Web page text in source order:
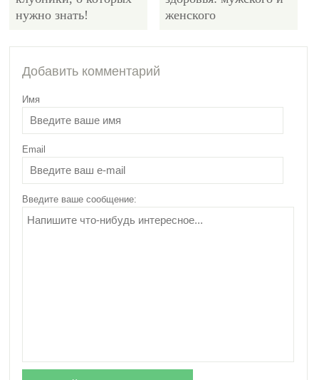
нужно знать!
женского
Какую пользу для
организма человека
оказывает чечевица?
Добавить комментарий
Имя
Email
Введите ваше сообщение: